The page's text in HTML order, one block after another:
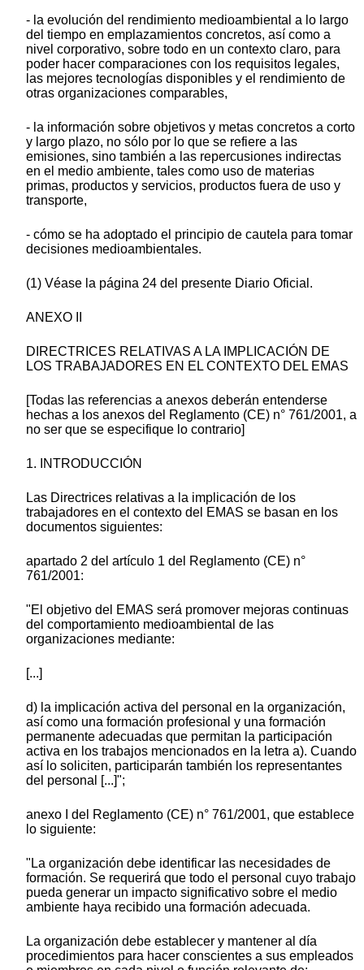
- la evolución del rendimiento medioambiental a lo largo
del tiempo en emplazamientos concretos, así como a
nivel corporativo, sobre todo en un contexto claro, para
poder hacer comparaciones con los requisitos legales,
las mejores tecnologías disponibles y el rendimiento de
otras organizaciones comparables,
- la información sobre objetivos y metas concretos a corto
y largo plazo, no sólo por lo que se refiere a las
emisiones, sino también a las repercusiones indirectas
en el medio ambiente, tales como uso de materias
primas, productos y servicios, productos fuera de uso y
transporte,
- cómo se ha adoptado el principio de cautela para tomar
decisiones medioambientales.
(1) Véase la página 24 del presente Diario Oficial.
ANEXO II
DIRECTRICES RELATIVAS A LA IMPLICACIÓN DE
LOS TRABAJADORES EN EL CONTEXTO DEL EMAS
[Todas las referencias a anexos deberán entenderse
hechas a los anexos del Reglamento (CE) n° 761/2001, a
no ser que se especifique lo contrario]
1. INTRODUCCIÓN
Las Directrices relativas a la implicación de los
trabajadores en el contexto del EMAS se basan en los
documentos siguientes:
apartado 2 del artículo 1 del Reglamento (CE) n°
761/2001:
"El objetivo del EMAS será promover mejoras continuas
del comportamiento medioambiental de las
organizaciones mediante:
[...]
d) la implicación activa del personal en la organización,
así como una formación profesional y una formación
permanente adecuadas que permitan la participación
activa en los trabajos mencionados en la letra a). Cuando
así lo soliciten, participarán también los representantes
del personal [...]";
anexo I del Reglamento (CE) n° 761/2001, que establece
lo siguiente:
"La organización debe identificar las necesidades de
formación. Se requerirá que todo el personal cuyo trabajo
pueda generar un impacto significativo sobre el medio
ambiente haya recibido una formación adecuada.
La organización debe establecer y mantener al día
procedimientos para hacer conscientes a sus empleados